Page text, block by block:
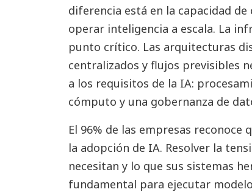
diferencia está en la capacidad
operar inteligencia a escala. La
punto crítico. Las arquitecturas
centralizados y flujos previsibles
a los requisitos de la IA:
cómputo y una gobernanza de
El 96% de las empresas
la adopción de IA. Resolver la
necesitan y lo que sus sistemas
fundamental para ejecutar